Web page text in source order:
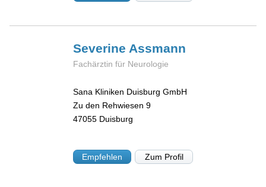
Severine Assmann
Fachärztin für Neurologie
Sana Kliniken Duisburg GmbH
Zu den Rehwiesen 9
47055 Duisburg
Empfehlen Zum Profil